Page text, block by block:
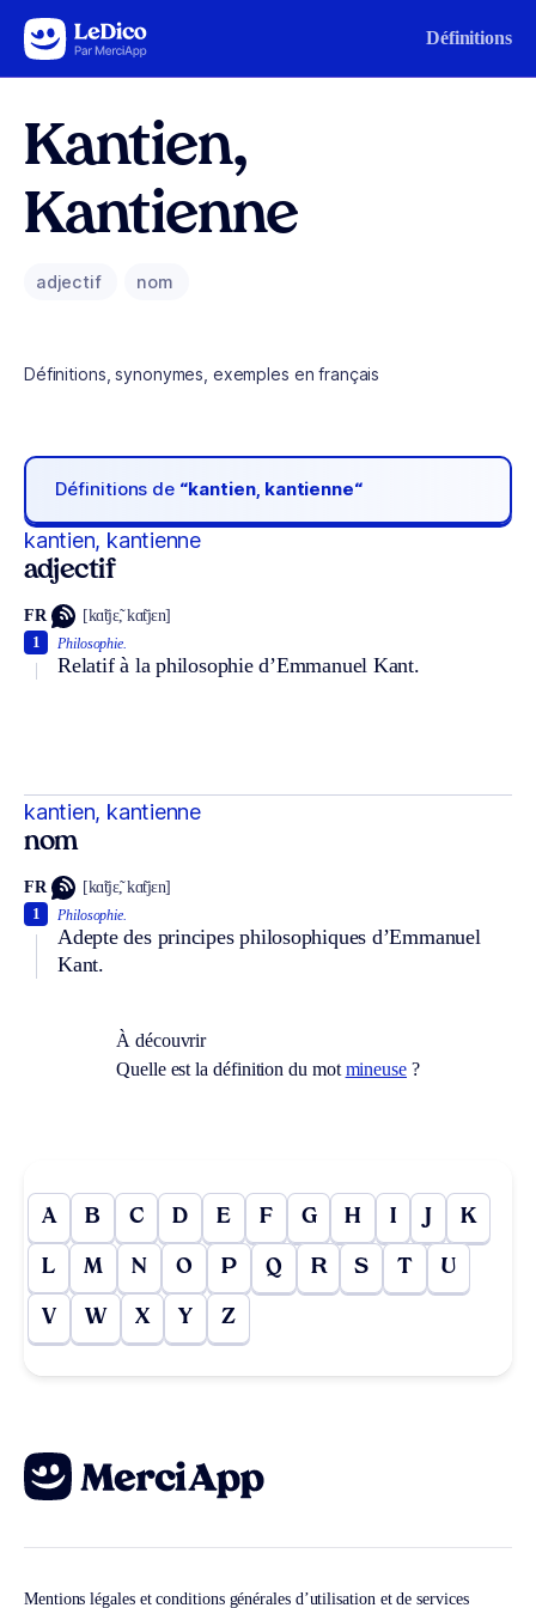
Aller au contenu Définitions
Kantien,
Kantienne
adjectif nom
Définitions, synonymes, exemples en français
Définitions de “kantien, kantienne“
kantien, kantienne
adjectif
FR [kɑ̃tjɛ̃, kɑ̃tjɛn]
Philosophie.
Relatif à la philosophie d’Emmanuel Kant.
1
kantien, kantienne
nom
FR [kɑ̃tjɛ̃, kɑ̃tjɛn]
Philosophie.
Adepte des principes philosophiques d’Emmanuel
Kant.
1
À découvrir
Quelle est la définition du mot mineuse ?
A B C D E F G H I J K
L M N O P Q R S T U
V W X Y Z
Mentions légales et conditions générales d’utilisation et de services